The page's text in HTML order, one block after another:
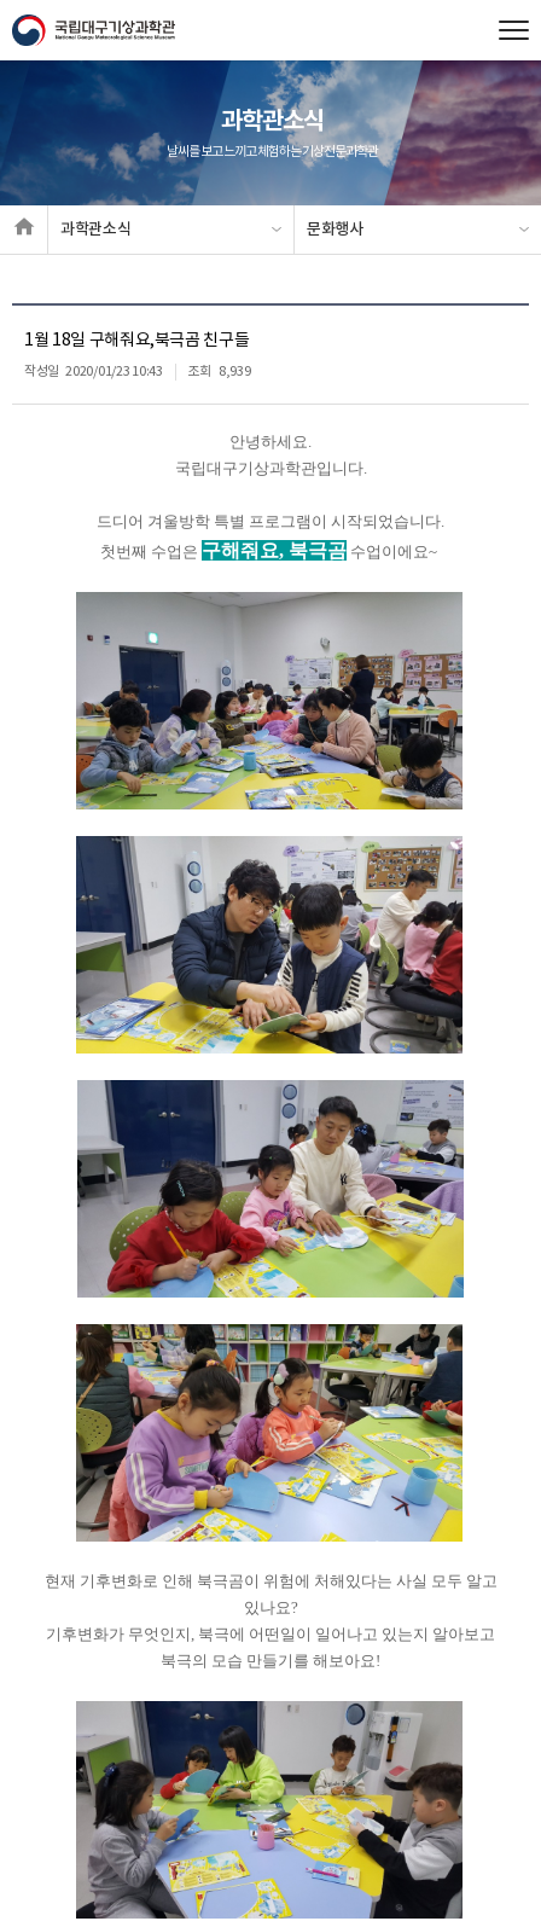
과학관소식
날씨를 보고 느끼고 체험하는 기상전문과학관
과학관소식 문화행사
1월 18일 구해줘요,북극곰 친구들
작성일 2020/01/23 10:43 조회 8,939
안녕하세요.
국립대구기상과학관입니다.
드디어 겨울방학 특별 프로그램이 시작되었습니다.
첫번째 수업은 구해줘요, 북극곰 수업이에요~
현재 기후변화로 인해 북극곰이 위험에 처해있다는 사실 모두 알고
있나요?
기후변화가 무엇인지, 북극에 어떤일이 일어나고 있는지 알아보고
북극의 모습 만들기를 해보아요!